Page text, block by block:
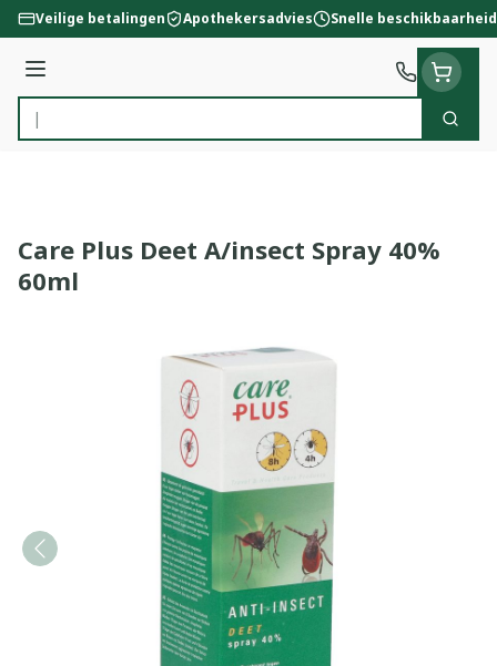
Ga naar de inhoud
Veilige betalingen Apothekersadvies Snelle beschikbaarheid
Menu
Product, merk, categorie...
Zoek
Care Plus Deet A/insect Spray 40%
60ml